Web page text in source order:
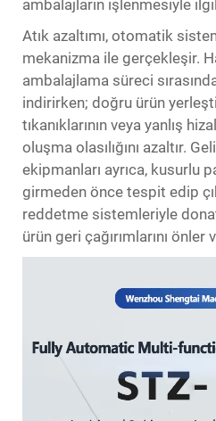
ambalajların işlenmesiyle
Atık azaltımı, otomatik
mekanizma ile gerçekleşir.
ambalajlama süreci
indirirken; doğru ürün
tıkanıklarının veya yanlış
oluşma olasılığını azaltır.
ekipmanları ayrıca, kusurlu
girmeden önce tespit edip
reddetme sistemleriyle
ürün geri çağırımlarını önler